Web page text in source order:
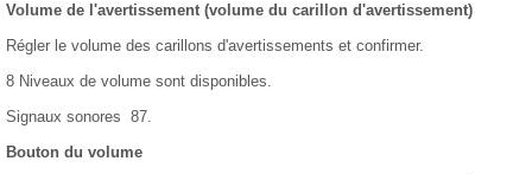
Volume de l'avertissement (volume du carillon d'avertissement)
Régler le volume des carillons d'avertissements et confirmer.
8 Niveaux de volume sont disponibles.
Signaux sonores 87.
Bouton du volume